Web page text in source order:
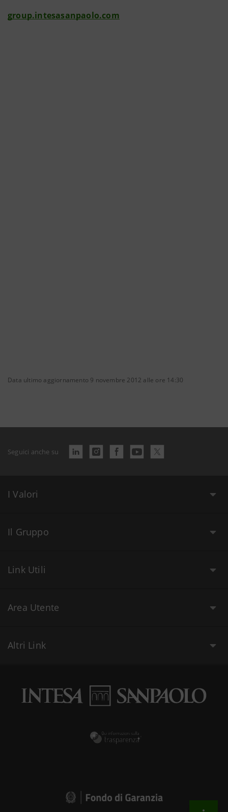
group.intesasanpaolo.com
Data ultimo aggiornamento 9 novembre 2012 alle ore 14:30
Seguici anche su
I Valori
Il Gruppo
Link Utili
Area Utente
Altri Link